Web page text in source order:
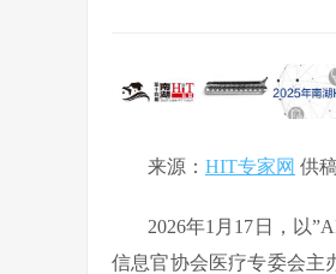
来源： HIT专家网 供
2026年1月17日，以
信息官协会医疗专委会主